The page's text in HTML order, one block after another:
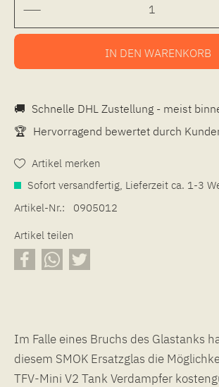
IN DEN WARENKORB
🚚 Schnelle DHL Zustellung - meist
🏆 Hervorragend bewertet durch
Artikel merken
Sofort versandfertig, Lieferzeit ca. 1-3
Artikel-Nr.:
0905012
Artikel teilen
Im Falle eines Bruchs des Glastanks
diesem SMOK Ersatzglas die
TFV-Mini V2 Tank Verdampfer